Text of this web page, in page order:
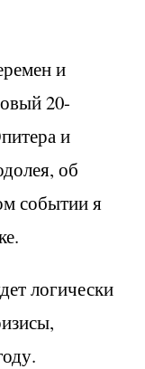
и
20-
и
об
событии я
логически